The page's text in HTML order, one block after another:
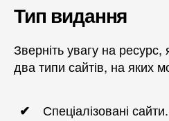
Тип видання
Зверніть увагу на
два типи сайтів, на яких
Спеціалізовані